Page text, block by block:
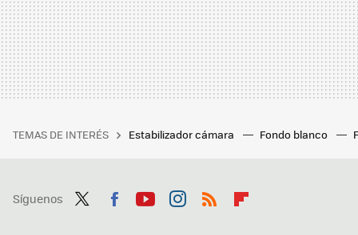
TEMAS DE INTERÉS Estabilizador cámara Fondo blanco
Síguenos